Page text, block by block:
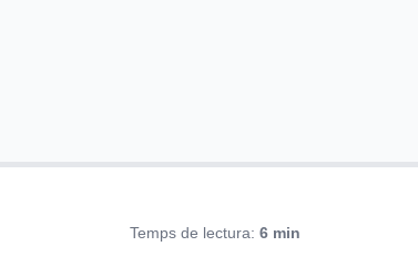
Temps de lectura: 6 min